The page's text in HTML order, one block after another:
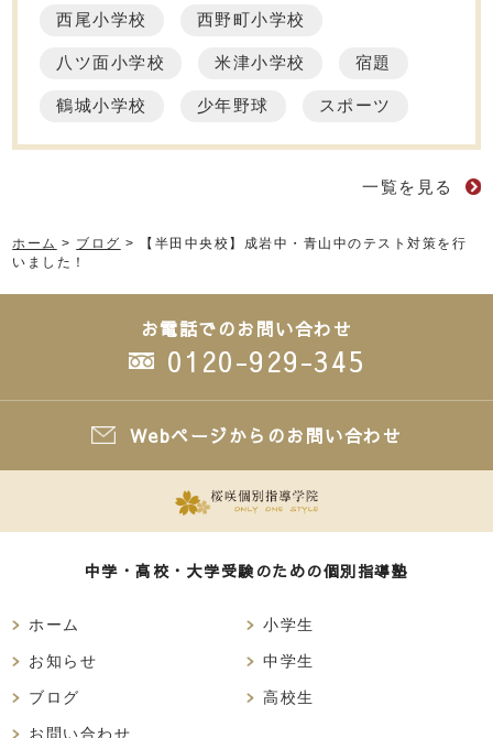
西尾小学校 西野町小学校
八ツ面小学校 米津小学校 宿題
鶴城小学校 少年野球 スポーツ
一覧を見る
ホーム > ブログ >
【半田中央校】成岩中・青山中のテスト対策を行
いました！
お電話でのお問い合わせ
0120-929-345
Webページからのお問い合わせ
中学・高校・大学受験のための個別指導塾
ホーム
お知らせ
ブログ
お問い合わせ
小学生
中学生
高校生